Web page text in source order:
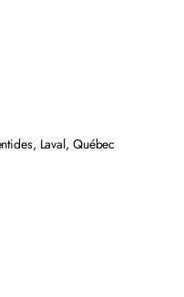
Laval, Québec